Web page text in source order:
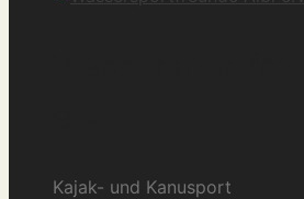
Kajak- und Kanusport